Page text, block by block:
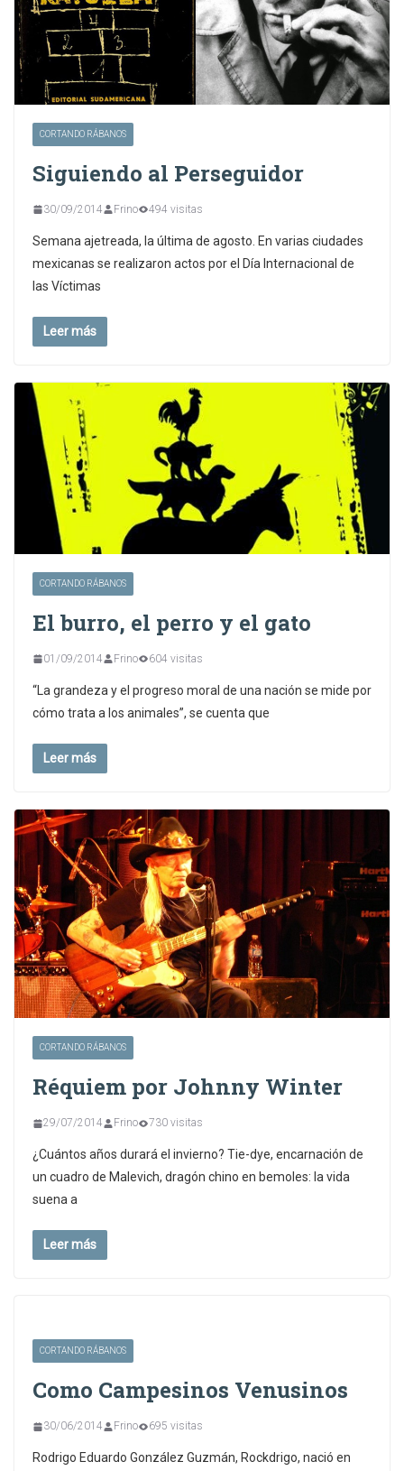
CORTANDO RÁBANOS
Siguiendo al Perseguidor
30/09/2014 Frino 494 visitas
Semana ajetreada, la última de agosto. En varias ciudades
mexicanas se realizaron actos por el Día Internacional de
las Víctimas
Leer más
CORTANDO RÁBANOS
El burro, el perro y el gato
01/09/2014 Frino 604 visitas
“La grandeza y el progreso moral de una nación se mide por
cómo trata a los animales”, se cuenta que
Leer más
CORTANDO RÁBANOS
Réquiem por Johnny Winter
29/07/2014 Frino 730 visitas
¿Cuántos años durará el invierno? Tie-dye, encarnación de
un cuadro de Malevich, dragón chino en bemoles: la vida
suena a
Leer más
CORTANDO RÁBANOS
Como Campesinos Venusinos
30/06/2014 Frino 695 visitas
Rodrigo Eduardo González Guzmán, Rockdrigo, nació en